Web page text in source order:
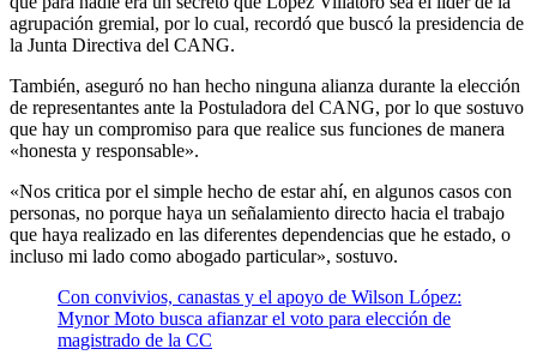
agrupación gremial, por lo cual, recordó que buscó la presidencia de
la Junta Directiva del CANG.
También, aseguró no han hecho ninguna alianza durante la elección
de representantes ante la Postuladora del CANG, por lo que sostuvo
que hay un compromiso para que realice sus funciones de manera
«honesta y responsable».
«Nos critica por el simple hecho de estar ahí, en algunos casos con
personas, no porque haya un señalamiento directo hacia el trabajo
que haya realizado en las diferentes dependencias que he estado, o
incluso mi lado como abogado particular», sostuvo.
Con convivios, canastas y el apoyo de Wilson López:
Mynor Moto busca afianzar el voto para elección de
magistrado de la CC